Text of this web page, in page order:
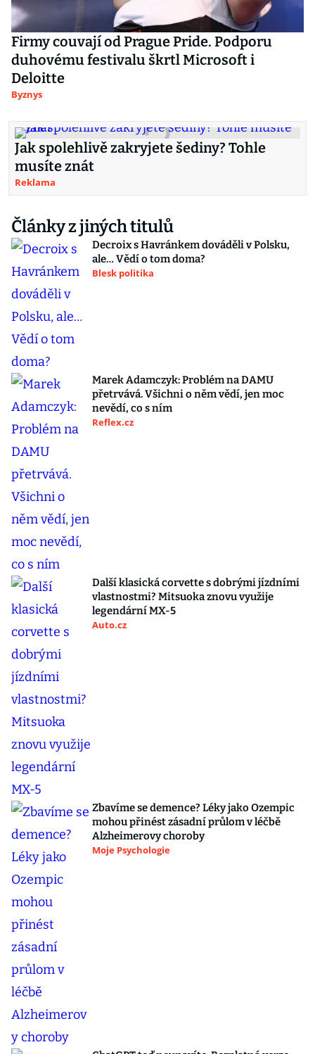
Firmy couvají od Prague Pride. Podporu
duhovému festivalu škrtl Microsoft i
Deloitte
Byznys
Jak spolehlivě zakryjete šediny? Tohle
musíte znát
Reklama
Články z jiných titulů
Decroix s Havránkem dováděli v Polsku,
ale… Vědí o tom doma?
Blesk politika
Marek Adamczyk: Problém na DAMU
přetrvává. Všichni o něm vědí, jen moc
nevědí, co s ním
Reflex.cz
Další klasická corvette s dobrými jízdními
vlastnostmi? Mitsuoka znovu využije
legendární MX-5
Auto.cz
Zbavíme se demence? Léky jako Ozempic
mohou přinést zásadní průlom v léčbě
Alzheimerovy choroby
Moje Psychologie